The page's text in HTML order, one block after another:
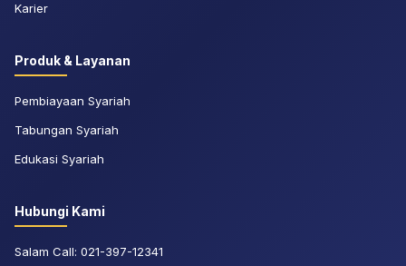
Karier
Produk & Layanan
Pembiayaan Syariah
Tabungan Syariah
Edukasi Syariah
Hubungi Kami
Salam Call: 021-397-12341